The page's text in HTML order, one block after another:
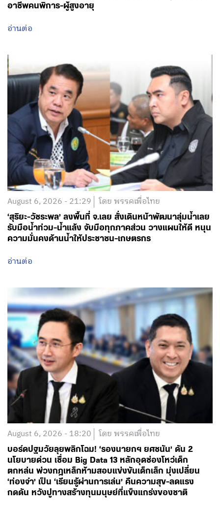
อาชีพคนพิการ-ผู้สูงอายุ
อ่านต่อ
August 6, 2026 - 21:29 โดย พรรคเพื่อไทย
‘สุริยะ-วัชระพล’ ลงพื้นที่ จ.เลย สั่งเดินหน้าพัฒนาลุ่มน้ำเลย
รับมือน้ำท่วม-น้ำแล้ง จับมือทุกภาคส่วน วางแผนให้ดี หนุน
ความมั่นคงด้านน้ำให้ประชาชน-เกษตรกร
อ่านต่อ
August 6, 2026 - 18:20 โดย พรรคเพื่อไทย
บอร์ดปฐมวัยลุยพลิกโฉม! ‘รองนายกฯ ยศชนัน’ ดัน 2
นโยบายด่วน เชื่อม Big Data 13 หลักอุดช่องโหว่เด็ก
ตกหล่น พ่วงกฎเหล็กห้ามสอบแข่งขันเด็กเล็ก มุ่งเปลี่ยน
‘ท่องจำ’ เป็น ‘เรียนรู้ผ่านการเล่น’ คืนความสุข-ลดแรง
กดดัน หวังปูทางสร้างทุนมนุษย์ที่แข็งแกร่งของชาติ